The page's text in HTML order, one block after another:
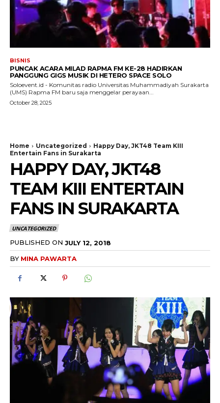
BISNIS
PUNCAK ACARA MILAD RAPMA FM KE-28 HADIRKAN
PANGGUNG GIGS MUSIK DI HETERO SPACE SOLO
Soloevent.id - Komunitas radio Universitas Muhammadiyah Surakarta
(UMS) Rapma FM baru saja menggelar perayaan...
October 28, 2025